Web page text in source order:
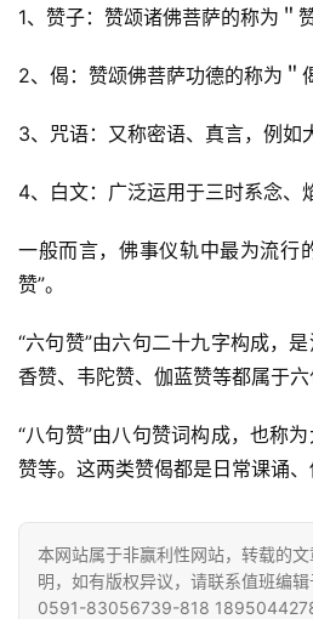
讯
1、赞子：赞颂诸佛菩萨的称为＂
2、偈：赞颂佛菩萨功德的称为＂
3、咒语：又称密语、真言，例如
4、白文：广泛运用于三时系念、
一般而言，佛事仪轨中最为流行
赞”。
“六句赞”由六句二十九字构成，
香赞、韦陀赞、伽蓝赞等都属于六
“八句赞”由八句赞词构成，也称
赞等。这两类赞偈都是日常课诵、
本网站属于非赢利性网站，转载的
明，如有版权异议，请联系值班编辑
0591-83056739-818